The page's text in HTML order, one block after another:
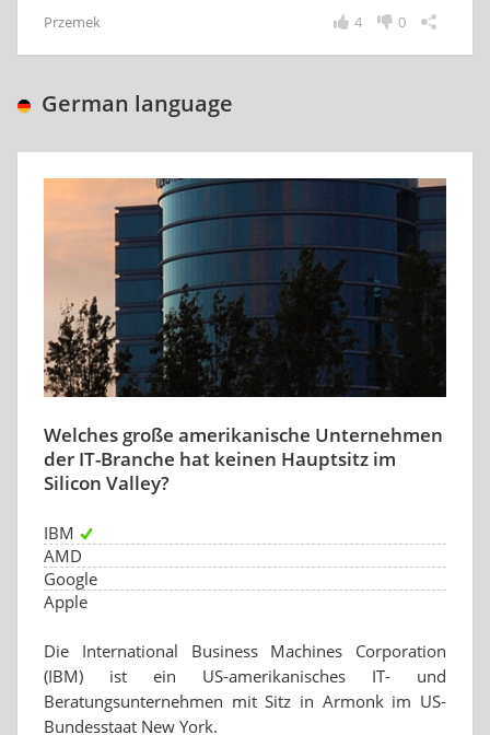
Przemek 0
4
German language
Welches große amerikanische Unternehmen
der IT-Branche hat keinen Hauptsitz im
Silicon Valley?
IBM
AMD
Google
Apple
Die International Business Machines Corporation
(IBM) ist ein US-amerikanisches IT- und
Beratungsunternehmen mit Sitz in Armonk im US-
Bundesstaat New York.